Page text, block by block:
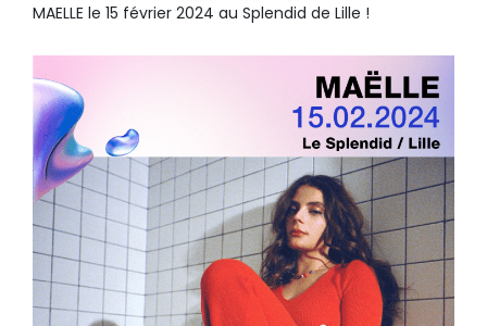
MAELLE le 15 février 2024 au Splendid de Lille !